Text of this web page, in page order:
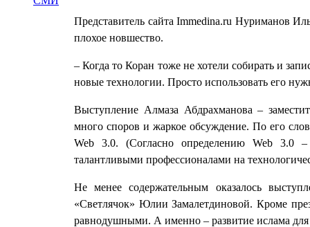
Представитель сайта Immedina.ru Нуриманов
плохое новшество.
– Когда то Коран тоже не хотели собирать и
новые технологии. Просто использовать его
Выступление Алмаза Абдрахманова –
много споров и жаркое обсуждение. По его
Web 3.0. (Согласно определению Web 3.0 –
талантливыми профессионалами на
Не менее содержательным оказалось
«Светлячок» Юлии Замалетдиновой. Кроме
равнодушными. А именно – развитие ислама